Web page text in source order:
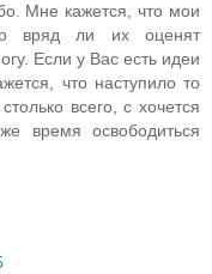
Мне кажется, что мои
вряд ли их оценят
Если у Вас есть идеи
что наступило то
всего, с хочется
время освободиться